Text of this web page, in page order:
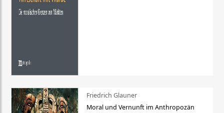
Friedrich Glauner
Moral und Vernunft im Anthropozän